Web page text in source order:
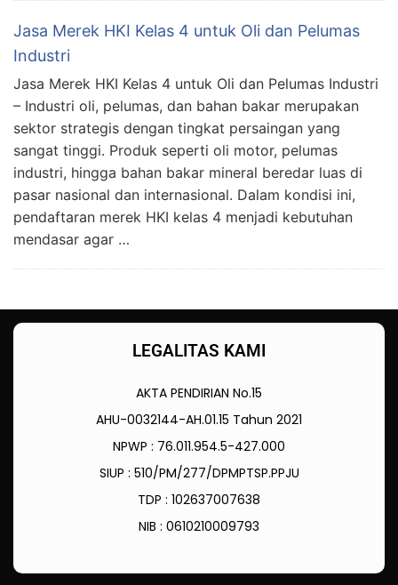
Jasa Merek HKI Kelas 4 untuk Oli dan Pelumas
Industri
Jasa Merek HKI Kelas 4 untuk Oli dan Pelumas Industri
– Industri oli, pelumas, dan bahan bakar merupakan
sektor strategis dengan tingkat persaingan yang
sangat tinggi. Produk seperti oli motor, pelumas
industri, hingga bahan bakar mineral beredar luas di
pasar nasional dan internasional. Dalam kondisi ini,
pendaftaran merek HKI kelas 4 menjadi kebutuhan
mendasar agar …
LEGALITAS KAMI
AKTA PENDIRIAN No.15
AHU-0032144-AH.01.15 Tahun 2021
NPWP : 76.011.954.5-427.000
SIUP : 510/PM/277/DPMPTSP.PPJU
TDP : 102637007638
NIB : 0610210009793